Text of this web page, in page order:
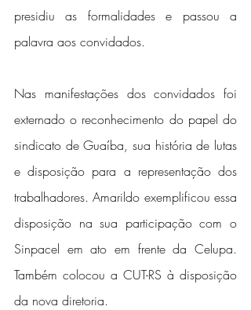
presidiu as formalidades e passou a
palavra aos convidados.
Nas manifestações dos convidados foi
externado o reconhecimento do papel do
sindicato de Guaíba, sua história de lutas
e disposição para a representação dos
trabalhadores. Amarildo exemplificou essa
disposição na sua participação com o
Sinpacel em ato em frente da Celupa.
Também colocou a CUT-RS à disposição
da nova diretoria.